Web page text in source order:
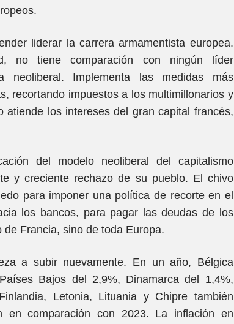
liderar la carrera armamentista europea.
no tiene comparación con ningún líder
neoliberal. Implementa las medidas más
recortando impuestos a los multimillonarios y
atiende los intereses del gran capital francés,
del modelo neoliberal del capitalismo
y creciente rechazo de su pueblo. El chivo
para imponer una política de recorte en el
los bancos, para pagar las deudas de los
Francia, sino de toda Europa.
a subir nuevamente. En un año, Bélgica
Bajos del 2,9%, Dinamarca del 1,4%,
Letonia, Lituania y Chipre también
en comparación con 2023. La inflación en